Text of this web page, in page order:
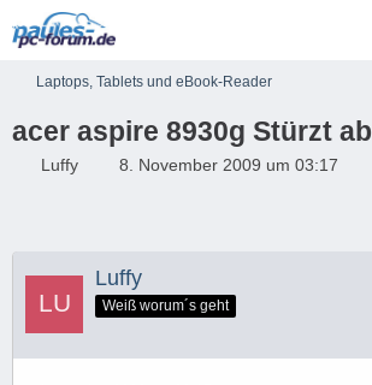
Laptops, Tablets und eBook-Reader
acer aspire 8930g Stürzt ab
Luffy 8. November 2009 um 03:17
Luffy
Weiß worum´s geht